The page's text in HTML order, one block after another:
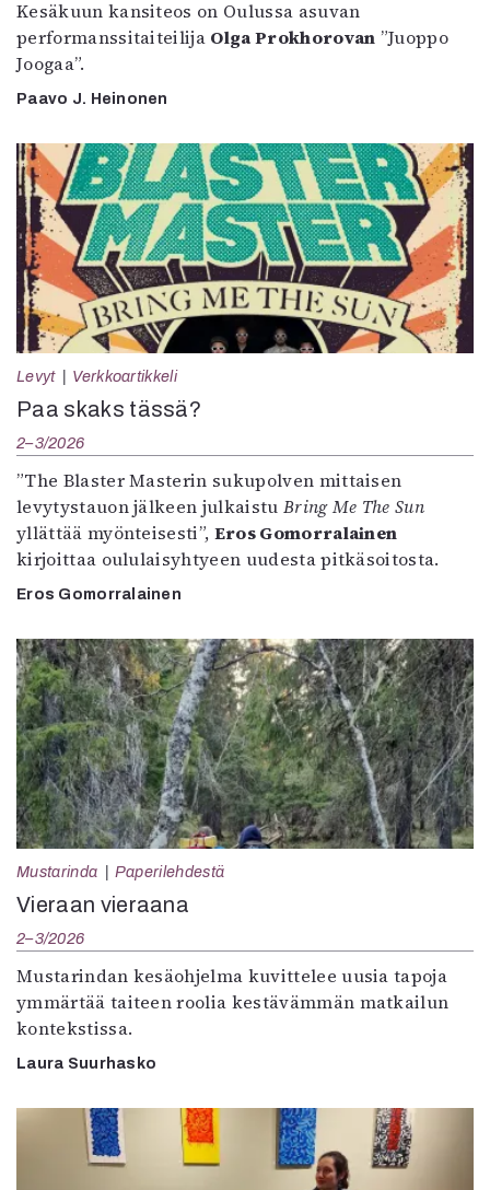
Kesäkuun kansiteos on Oulussa asuvan
performanssitaiteilija Olga Prokhorovan ”Juoppo
Joogaa”.
Paavo J. Heinonen
Levyt Verkkoartikkeli
Paa skaks tässä?
2–3/2026
”The Blaster Masterin sukupolven mittaisen
levytystauon jälkeen julkaistu Bring Me The Sun
yllättää myönteisesti”, Eros Gomorralainen
kirjoittaa oululaisyhtyeen uudesta pitkäsoitosta.
Eros Gomorralainen
Mustarinda Paperilehdestä
Vieraan vieraana
2–3/2026
Mustarindan kesäohjelma kuvittelee uusia tapoja
ymmärtää taiteen roolia kestävämmän matkailun
kontekstissa.
Laura Suurhasko